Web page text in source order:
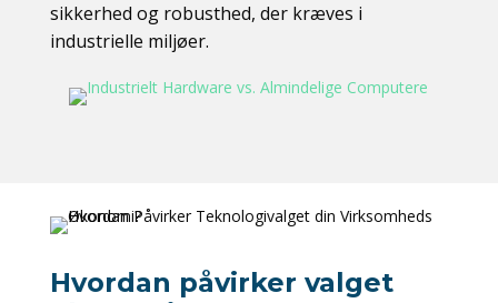
sikkerhed og robusthed, der kræves i
industrielle miljøer.
Hvordan påvirker valget